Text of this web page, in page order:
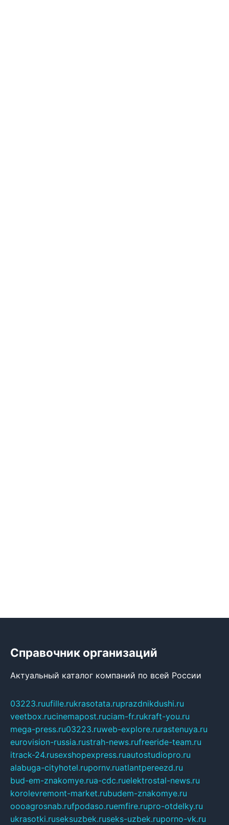
Справочник организаций
Актуальный каталог компаний по всей России
03223.ruufille.rukrasotata.ruprazdnikdushi.ru
veetbox.rucinemapost.ruciam-fr.rukraft-you.ru
mega-press.ru03223.ruweb-explore.rurastenuya.ru
eurovision-russia.rustrah-news.rufreeride-team.ru
itrack-24.rusexshopexpress.ruautostudiopro.ru
alabuga-cityhotel.rupornv.ruatlantpereezd.ru
bud-em-znakomye.rua-cdc.ruelektrostal-news.ru
korolevremont-market.rubudem-znakomye.ru
oooagrosnab.rufpodaso.ruemfire.rupro-otdelky.ru
ukrasotki.ruseksuzbek.ruseks-uzbek.ruporno-vk.ru